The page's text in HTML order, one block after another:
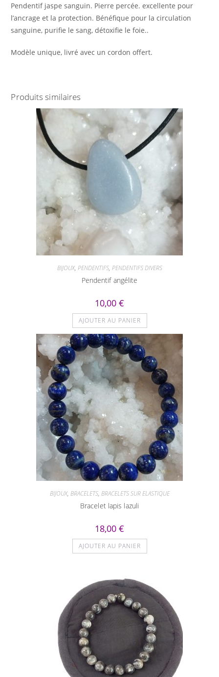
Pendentif jaspe sanguin. Pierre percée. excellente pour
l’ancrage et la protection. Bénéfique pour la circulation
sanguine, purifie le sang, détoxifie le foie..
Modèle unique, livré avec un cordon offert.
Produits similaires
BIJOUX, PENDENTIFS, PENDENTIFS DIVERS
Pendentif angélite
10,00 €
AJOUTER AU PANIER
BIJOUX, BRACELETS, BRACELETS SUR ELASTIQUE
Bracelet lapis lazuli
18,00 €
AJOUTER AU PANIER